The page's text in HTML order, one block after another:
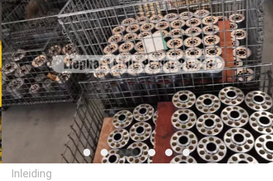
SITEMAP
PRIVACY
POLICY
Inleiding